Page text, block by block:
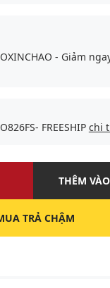
- Giảm
FREESHIP chi
THÊM
TRẢ CHẬM